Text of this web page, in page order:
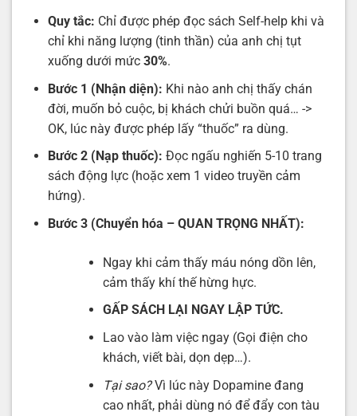
Quy tắc: Chỉ được phép đọc sách Self-help khi và
chỉ khi năng lượng (tinh thần) của anh chị tụt
xuống dưới mức 30%.
Bước 1 (Nhận diện): Khi nào anh chị thấy chán
đời, muốn bỏ cuộc, bị khách chửi buồn quá… ->
OK, lúc này được phép lấy “thuốc” ra dùng.
Bước 2 (Nạp thuốc): Đọc ngấu nghiến 5-10 trang
sách động lực (hoặc xem 1 video truyền cảm
hứng).
Bước 3 (Chuyển hóa – QUAN TRỌNG NHẤT):
Ngay khi cảm thấy máu nóng dồn lên,
cảm thấy khí thế hừng hực.
GẤP SÁCH LẠI NGAY LẬP TỨC.
Lao vào làm việc ngay (Gọi điện cho
khách, viết bài, dọn dẹp…).
Tại sao?Vì lúc này Dopamine đang
cao nhất, phải dùng nó để đẩy con tàu